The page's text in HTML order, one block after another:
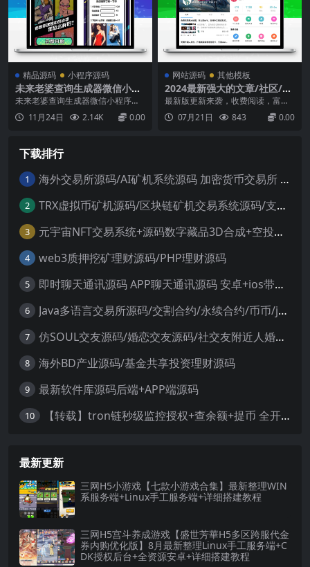
精品源码 小程序源码
未来老婆查询生成器微信小程
序源码 流量主系列
未来老婆查询生成器微信小程序源
码下载，支持流量主。一款未来老
婆或女朋友查询生成器，玩法也就
未来老婆，PS：只是娱乐别认真哈
~~另外这款小程序还有支持跳转其
它小程序界面，还支持流量...
11月24日 2.14K 0.00
网站源码 其他模板
2024最新强大的文章/社区/自
媒体客户端源码分享 可打包a
pp 支持小程序
最新版更新来袭，收费阅读，富文
本创作强大的文章/社区/自媒体客户
端，支持打包为安卓，苹果，小程
商品，视频，图片等内容...
07月21日 843 0.00
下载排行
1 海外交易所源码/AI矿机系统源码 加密货币交易所 智能交易所源码
2 TRX虚拟币矿机源码/区块链矿机交易系统源码/支持 4国语言+usdt充值+搭建视频教程
3 元宇宙NFT交易系统+源码数字藏品3D合成+空投盲盒玩法抽集卡
4 web3质押挖矿理财源码/PHP理财源码
5 即时聊天通讯源码 APP聊天通讯源码 安卓+ios带后端源码控制
6 Java多语言交易所源码/交割合约/永续合约/币币/java服务端
7 仿SOUL交友源码/婚恋交友源码/社交友附近人婚恋约仿陌陌APP源码系统
8 海外BD产业源码/基金共享投资理财源码
9 最新软件库源码后端+APP端源码
10 【转载】tron链秒级监控授权+查余额+提币 全开源带视频教程文字教程
最新更新
三网H5小游戏【七款小游戏合集】最新整理WIN
系服务端+Linux手工服务端+详细搭建教程
三网H5宫斗养成游戏【盛世芳華H5多区跨服代金
券内购优化版】8月最新整理Linux手工服务端+C
DK授权后台+全资源安卓+详细搭建教程